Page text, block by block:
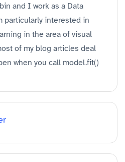
and I work as a Data
particularly interested in
in the area of visual
of my blog articles deal
when you call model.fit()